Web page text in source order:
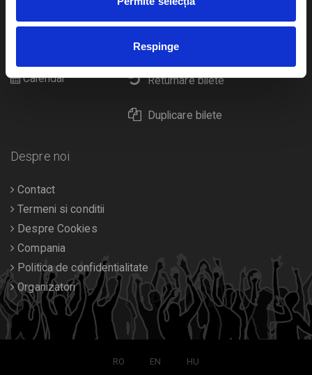
Respinge
eBilet printat acasa
Livrare prin curier
Returnare bilete
Duplicare bilete
Cultura
Calendar
Despre noi
Contact
Termeni si conditii
Despre Cookies
Compania
Politica de confidentialitate
Organizatori
RO EN HU